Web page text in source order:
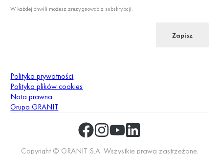
W każdej chwili możesz zrezygnować z subskrybcji.
Zapisz
Polityka prywatności
Polityka plików cookies
Nota prawna
Grupa GRANIT
Copyright © GRANIT S.A. Wszystkie prawa zastrzeżone.